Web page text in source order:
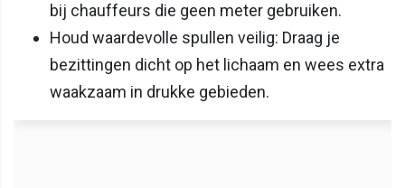
bij chauffeurs die geen meter gebruiken.
Houd waardevolle spullen veilig: Draag je
bezittingen dicht op het lichaam en wees extra
waakzaam in drukke gebieden.